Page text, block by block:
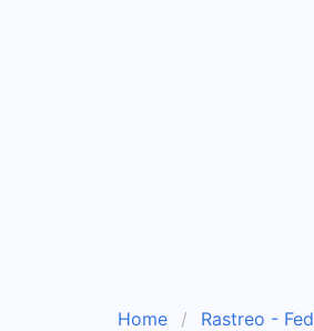
Home Rastreo -